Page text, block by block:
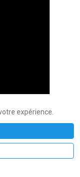
en Afrique
expérience.